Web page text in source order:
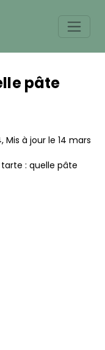
pâte
, Mis à jour le 14 mars
: quelle pâte